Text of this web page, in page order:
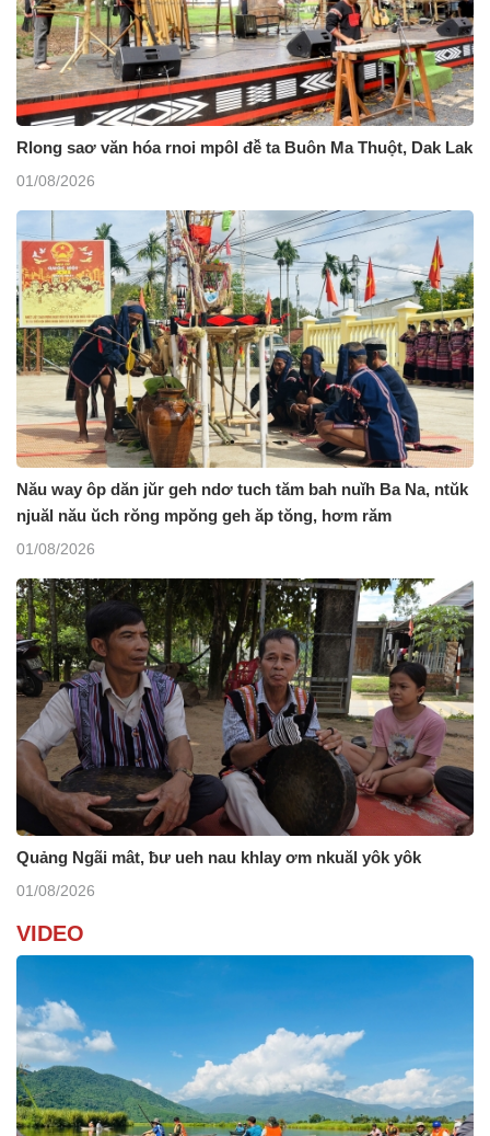
Rlong saơ văn hóa rnoi mpôl đê̆ ta Buôn Ma Thuột, Dak Lak
01/08/2026
Nău way ôp dăn jŭr geh ndơ tuch tăm bah nuĭh Ba Na, ntŭk
njuăl nău ŭch rŏng mpŏng geh ăp tŏng, hơm răm
01/08/2026
Quảng Ngãi mât, ƀư ueh nau khlay ơm nkuăl yôk yôk
01/08/2026
VIDEO